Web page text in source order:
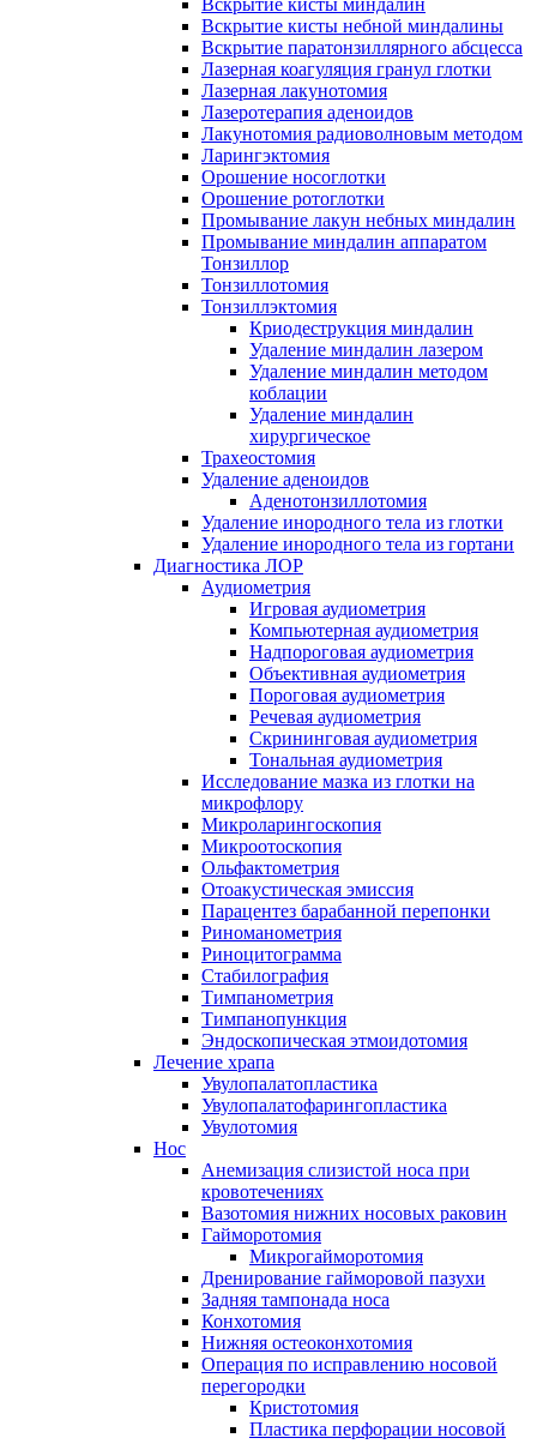
Вскрытие кисты небной миндалины
Вскрытие паратонзиллярного абсцесса
Лазерная коагуляция гранул глотки
Лазерная лакунотомия
Лазеротерапия аденоидов
Лакунотомия радиоволновым методом
Ларингэктомия
Орошение носоглотки
Орошение ротоглотки
Промывание лакун небных миндалин
Промывание миндалин аппаратом
Тонзиллор
Тонзиллотомия
Тонзиллэктомия
Криодеструкция миндалин
Удаление миндалин лазером
Удаление миндалин методом
коблации
Удаление миндалин
хирургическое
Трахеостомия
Удаление аденоидов
Аденотонзиллотомия
Удаление инородного тела из глотки
Удаление инородного тела из гортани
Диагностика ЛОР
Аудиометрия
Игровая аудиометрия
Компьютерная аудиометрия
Надпороговая аудиометрия
Объективная аудиометрия
Пороговая аудиометрия
Речевая аудиометрия
Скрининговая аудиометрия
Тональная аудиометрия
Исследование мазка из глотки на
микрофлору
Микроларингоскопия
Микроотоскопия
Ольфактометрия
Отоакустическая эмиссия
Парацентез барабанной перепонки
Риноманометрия
Риноцитограмма
Стабилография
Тимпанометрия
Тимпанопункция
Эндоскопическая этмоидотомия
Лечение храпа
Увулопалатопластика
Увулопалатофарингопластика
Увулотомия
Нос
Анемизация слизистой носа при
кровотечениях
Вазотомия нижних носовых раковин
Гайморотомия
Микрогайморотомия
Дренирование гайморовой пазухи
Задняя тампонада носа
Конхотомия
Нижняя остеоконхотомия
Операция по исправлению носовой
перегородки
Кристотомия
Пластика перфорации носовой